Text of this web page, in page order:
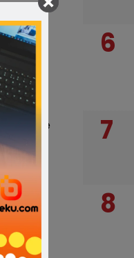
Polisi
Bone
tidak